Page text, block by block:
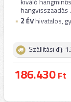
hangvisszaadás
2 ÉVhivatalos,
Szállítási díj:
186.430Ft